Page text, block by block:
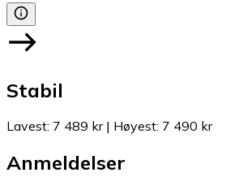
Stabil
Lavest: 7 489 kr| Høyest: 7 490 kr
Anmeldelser